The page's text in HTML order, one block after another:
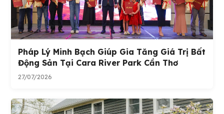
Pháp Lý Minh Bạch Giúp Gia Tăng Giá Trị Bất
Động Sản Tại Cara River Park Cần Thơ
27/07/2026